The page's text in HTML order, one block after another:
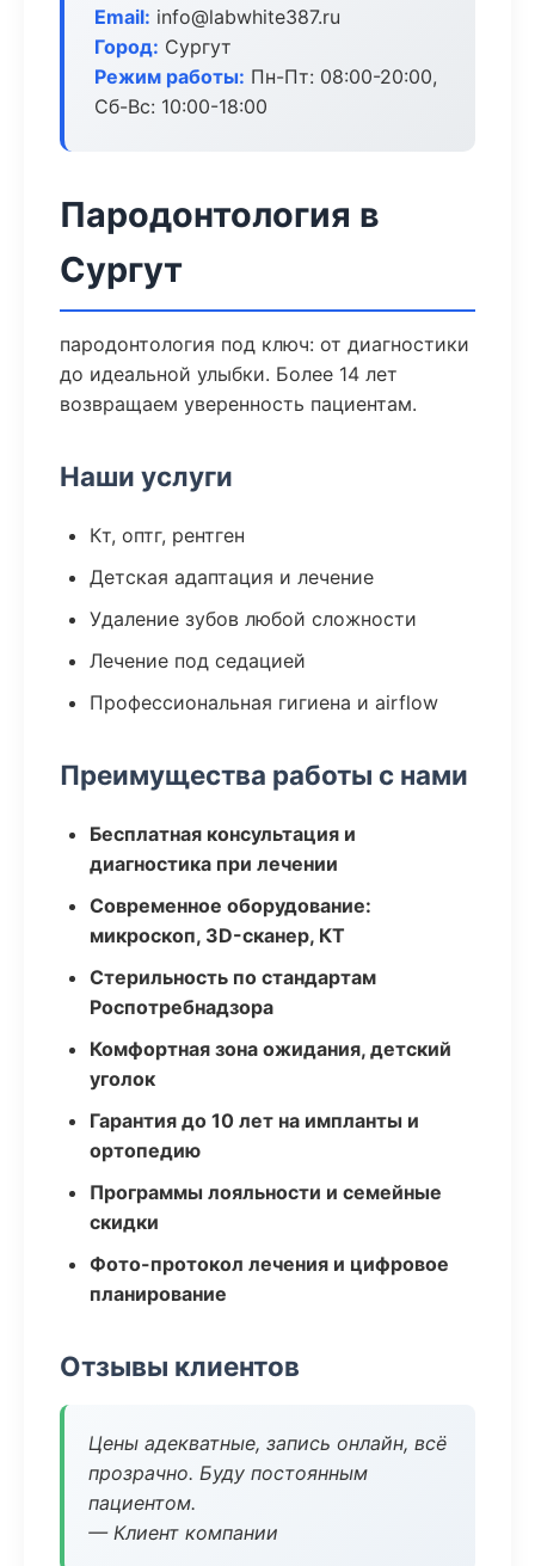
Email: info@labwhite387.ru
Город: Сургут
Режим работы: Пн-Пт: 08:00-20:00,
Сб-Вс: 10:00-18:00
Пародонтология в
Сургут
пародонтология под ключ: от диагностики
до идеальной улыбки. Более 14 лет
возвращаем уверенность пациентам.
Наши услуги
Кт, оптг, рентген
Детская адаптация и лечение
Удаление зубов любой сложности
Лечение под седацией
Профессиональная гигиена и airflow
Преимущества работы с нами
Бесплатная консультация и
диагностика при лечении
Современное оборудование:
микроскоп, 3D-сканер, КТ
Стерильность по стандартам
Роспотребнадзора
Комфортная зона ожидания, детский
уголок
Гарантия до 10 лет на импланты и
ортопедию
Программы лояльности и семейные
скидки
Фото-протокол лечения и цифровое
планирование
Отзывы клиентов
Цены адекватные, запись онлайн, всё
прозрачно. Буду постоянным
пациентом.
— Клиент компании